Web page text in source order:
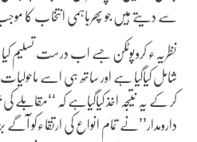
سے دیتے ہیں جو پھرباہمی انتخاب کا
نظریہء کروپوٹکن جسے اب درست تسلیم کیا
شامل کیاگیا ہے اور ساتھ ہی اسے
کر کے یہ نتیجہ اخذ کیاگیاہے کہ ‘‘مقابلے
دارومدار’’نے تمام انواع کی ارتقاءکو